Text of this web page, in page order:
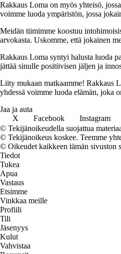
Rakkaus Loma on myös yhteisö,
voimme luoda ympäristön, jossa
Meidän tiimimme koostuu
arvokasta. Uskomme, että jokainen
Rakkaus Loma syntyi halusta luoda
jättää sinulle positiivisen jäljen ja
Liity mukaan matkaamme! Rakkaus
yhdessä voimme luoda elämän, joka
Jaa ja auta
X
Facebook Instagram
© Tekijänoikeudella suojattua
© Tekijänoikeus koskee. Teemme
© Oikeudet kaikkeen tämän sivuston
Tiedot
Tukea
Apua
Vastaus
Etsimme
Vinkkaa meille
Profiili
Tili
Jäsenyys
Kulut
Vahvistaa